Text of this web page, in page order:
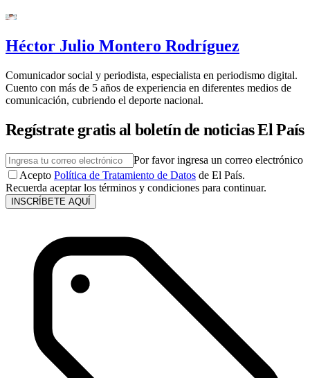
Héctor Julio Montero Rodríguez
Comunicador social y periodista, especialista en periodismo digital.
Cuento con más de 5 años de experiencia en diferentes medios de
comunicación, cubriendo el deporte nacional.
Regístrate gratis al boletín de noticias El País
Por favor ingresa un correo electrónico
Acepto Política de Tratamiento de Datos de El País.
Recuerda aceptar los términos y condiciones para continuar.
INSCRÍBETE AQUÍ